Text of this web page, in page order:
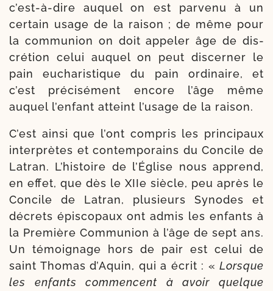
c’est-​à-​dire auquel on est par­ve­nu à un
cer­tain usage de la rai­son ; de même pour
la com­mu­nion on doit appe­ler âge de dis­
cré­tion celui auquel on peut dis­cer­ner le
pain eucha­ris­tique du pain ordi­naire, et
c’est pré­ci­sé­ment encore l’âge même
auquel l’en­fant atteint l’u­sage de la raison.
C’est ain­si que l’ont com­pris les prin­ci­paux
inter­prètes et contem­po­rains du Concile de
Latran. L’histoire de l’Église nous apprend,
en effet, que dès le XIIe siècle, peu après le
Concile de Latran, plu­sieurs Synodes et
décrets épis­co­paux ont admis les enfants à
la Première Communion à l’âge de sept ans.
Un témoi­gnage hors de pair est celui de
saint Thomas d’Aquin, qui a écrit : « Lorsque
les enfants com­mencent à avoir quelque